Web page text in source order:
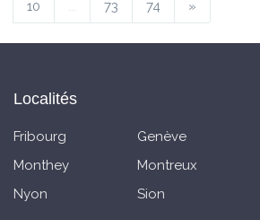
10 ... 73 74 »
Localités
Fribourg Genève
Monthey
Montreux
Nyon
Sion